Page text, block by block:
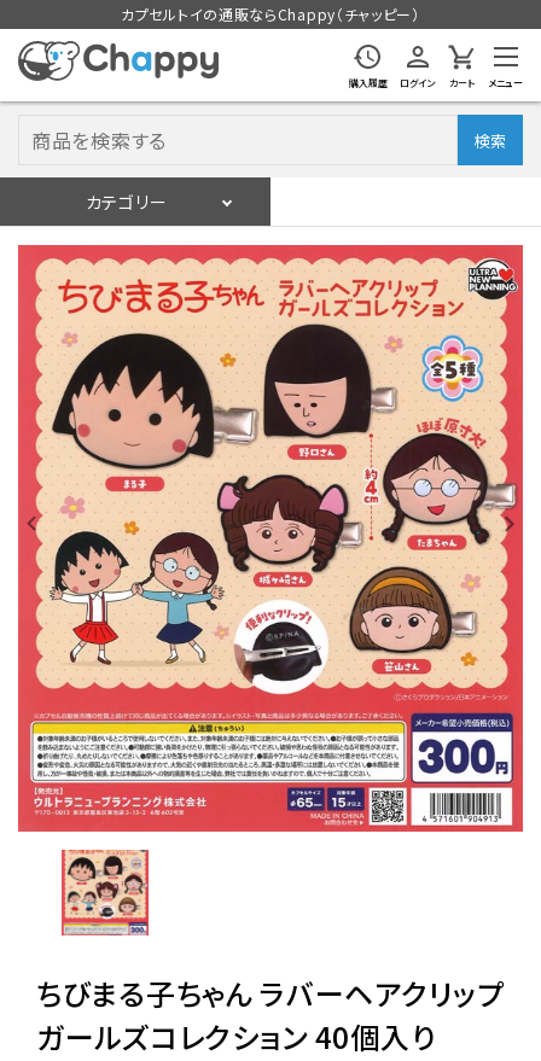
カプセルトイの通販ならChappy（チャッピー）
購入履歴 ログイン カート メニュー
検索
カテゴリー
ログイン 会員登録
入荷スケジュールをチェック
カプセルトイマシン本体
カプセルトイ
販促用空カプセル
レンタル
景品・玩具・文具
販促用カプセルトイ
よくあるご質問
06-6282-7659
ちびまる子ちゃん ラバーヘアクリップ
ガールズコレクション 40個入り